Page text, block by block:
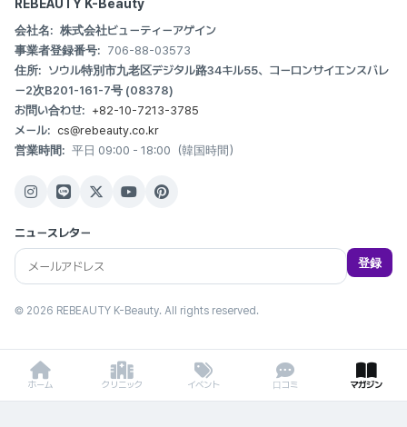
REBEAUTY K-Beauty
会社名: 株式会社ビューティーアゲイン
事業者登録番号: 706-88-03573
住所: ソウル特別市九老区デジタル路34キル55、コーロンサイエンスバレ
ー2次B201-161-7号 (08378)
お問い合わせ: +82-10-7213-3785
メール: cs@rebeauty.co.kr
営業時間: 平日 09:00 - 18:00（韓国時間）
ニュースレター
登録
© 2026 REBEAUTY K-Beauty. All rights reserved.
ホーム クリニック イベント 口コミ マガジン